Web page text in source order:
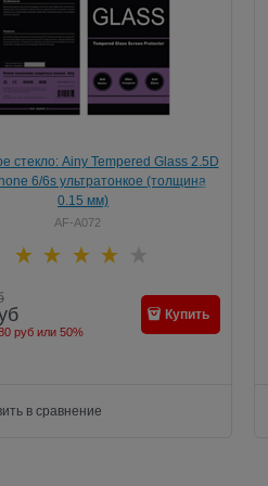
стекло: Ainy Tempered Glass 2.5D
6/6s ультратонкое (толщина
0.15 мм)
AF-A072
руб или 50%
Купить
в сравнение